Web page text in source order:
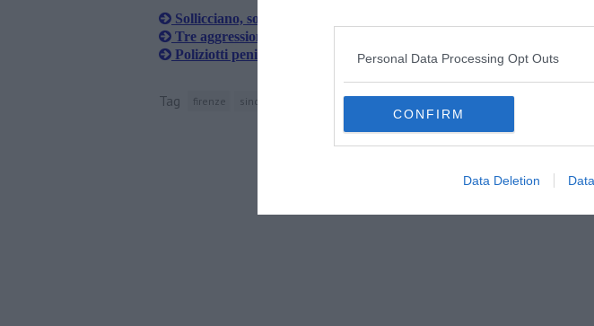
Personal Data Processing Opt Outs
CONFIRM
Data Deletion
Sollicciano, sotto sequestro 7 sezioni del carcere
Tre aggressioni in due giorni e il carcere ribolle
Poliziotti penitenziari aggrediti da un detenuto
Tag firenze sindacato autonomo di polizia polizia penitenziaria